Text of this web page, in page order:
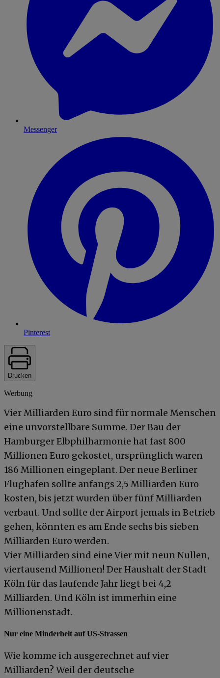
Messenger
Pinterest
Drucken
Werbung
Vier Milliarden Euro sind für normale Menschen
eine unvorstellbare Summe. Der Bau der
Hamburger Elbphilharmonie hat fast 800
Millionen Euro gekostet, ursprünglich waren
186 Millionen eingeplant. Der neue Berliner
Flughafen sollte anfangs 2,5 Milliarden Euro
kosten, bis jetzt wurden über fünf Milliarden
verbaut. Und sollte der Airport jemals in Betrieb
gehen, könnten es am Ende sechs bis sieben
Milliarden Euro werden.
Vier Milliarden sind eine Vier mit neun Nullen,
viertausend Millionen! Der Haushalt der Stadt
Köln für das laufende Jahr liegt bei 4,2
Milliarden. Und Köln ist immerhin eine
Millionenstadt.
Nur eine Minderheit auf US-Strassen
Wie komme ich ausgerechnet auf vier
Milliarden? Weil der deutsche